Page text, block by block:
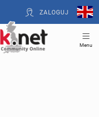
ZALOGUJ
Menu